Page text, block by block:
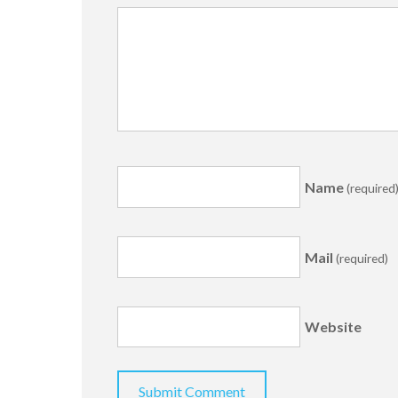
Name
Mail(required)
Website